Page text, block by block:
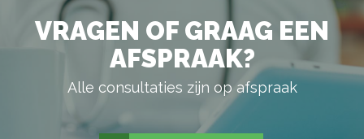
VRAGEN OF GRAAG EEN
AFSPRAAK?
Alle consultaties zijn op afspraak